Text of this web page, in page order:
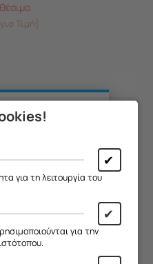
Τιμή]
LG LT-B2460HLN
✔
για τη λειτουργία του
✔
για την
ότι
έως και 18/08,
για την
ευχόμαστε καλό